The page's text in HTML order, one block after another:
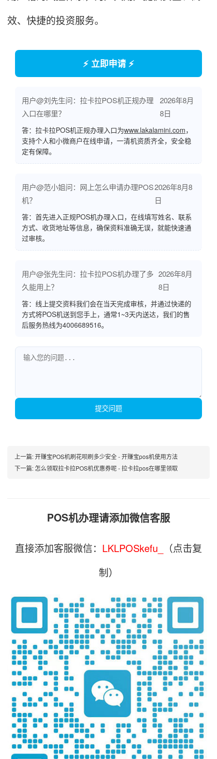
效、快捷的投资服务。
⚡ 立即申请 ⚡
用户@刘先生问：拉卡拉POS机正规办理
入口在哪里？
2026年8月
8日
答：拉卡拉POS机正规办理入口为www.lakalamini.com，
支持个人和小微商户在线申请，一清机资质齐全，安全稳
定有保障。
用户@范小姐问：网上怎么申请办理POS
机？
2026年8月8
日
答：首先进入正规POS机办理入口，在线填写姓名、联系
方式、收货地址等信息，确保资料准确无误，就能快速通
过审核。
用户@张先生问：拉卡拉POS机办理了多
久能用上？
2026年8月
8日
答：线上提交资料我们会在当天完成审核，并通过快递的
方式将POS机送到您手上，通常1~3天内送达，我们的售
后服务热线为4006689516。
提交问题
上一篇:开赚宝POS机刷花呗刷多少安全 - 开赚宝pos机使用方法
下一篇: 怎么领取拉卡拉POS机优惠券呢 - 拉卡拉pos在哪里领取
POS机办理请添加微信客服
直接添加客服微信： LKLPOSkefu_
（点击复
制）